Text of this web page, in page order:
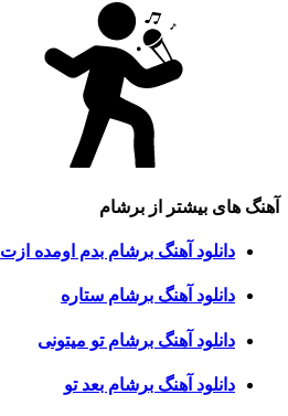
آهنگ های بیشتر از برشام
دانلود آهنگ برشام بدم اومده ازت
دانلود آهنگ برشام ستاره
دانلود آهنگ برشام تو میتونی
دانلود آهنگ برشام بعد تو